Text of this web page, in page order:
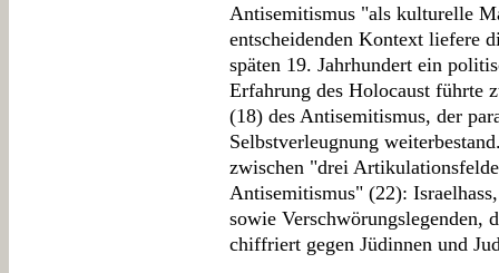
Antisemitismus "als kulturelle
entscheidenden Kontext liefere
späten 19. Jahrhundert ein
Erfahrung des Holocaust führte
(18) des Antisemitismus, der
Selbstverleugnung
zwischen "drei
Antisemitismus" (22):
sowie Verschwörungslegenden,
chiffriert gegen Jüdinnen und